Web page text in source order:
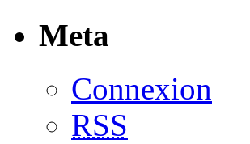
Meta
Connexion
RSS